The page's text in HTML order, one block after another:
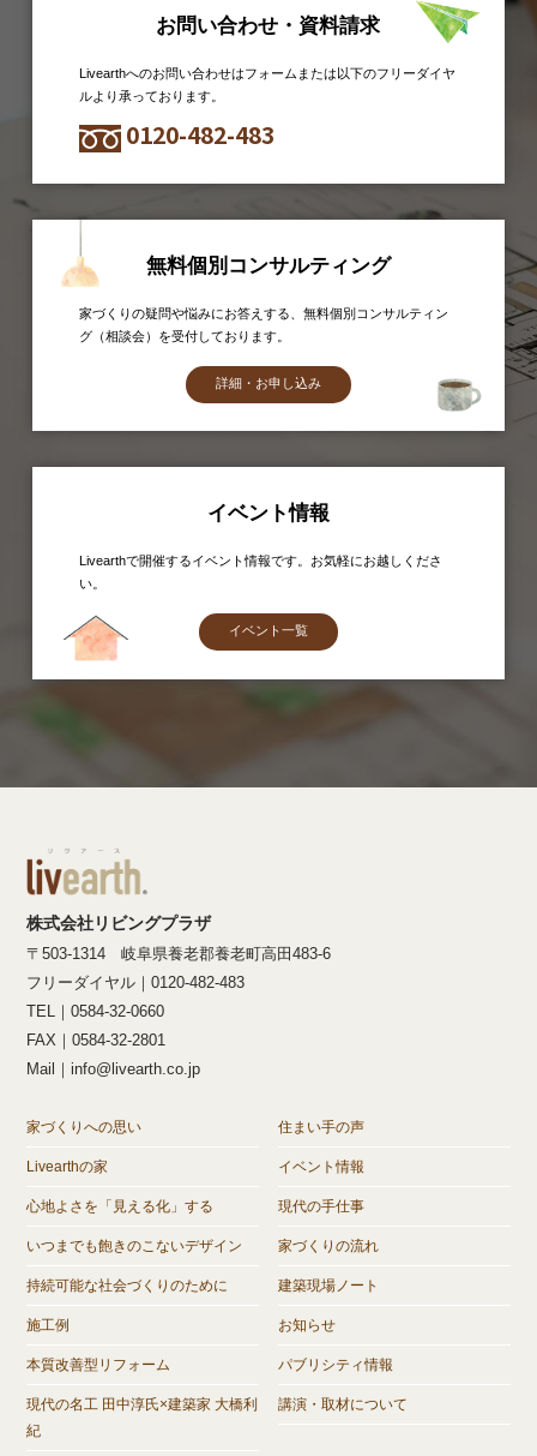
お問い合わせ・資料請求
Livearthへのお問い合わせはフォームまたは以下のフリーダイヤ
ルより承っております。
0120-482-483
無料個別コンサルティング
家づくりの疑問や悩みにお答えする、無料個別コンサルティン
グ（相談会）を受付しております。
詳細・お申し込み
イベント情報
Livearthで開催するイベント情報です。お気軽にお越しくださ
い。
イベント一覧
株式会社リビングプラザ
〒503-1314 岐阜県養老郡養老町高田483-6
フリーダイヤル｜0120-482-483
TEL｜0584-32-0660
FAX｜0584-32-2801
Mail｜info@livearth.co.jp
家づくりへの思い
Livearthの家
心地よさを「見える化」する
いつまでも飽きのこないデザイン
持続可能な社会づくりのために
施工例
本質改善型リフォーム
現代の名工 田中淳氏×建築家 大橋利
紀
住まい手の声
イベント情報
現代の手仕事
家づくりの流れ
建築現場ノート
お知らせ
パブリシティ情報
講演・取材について